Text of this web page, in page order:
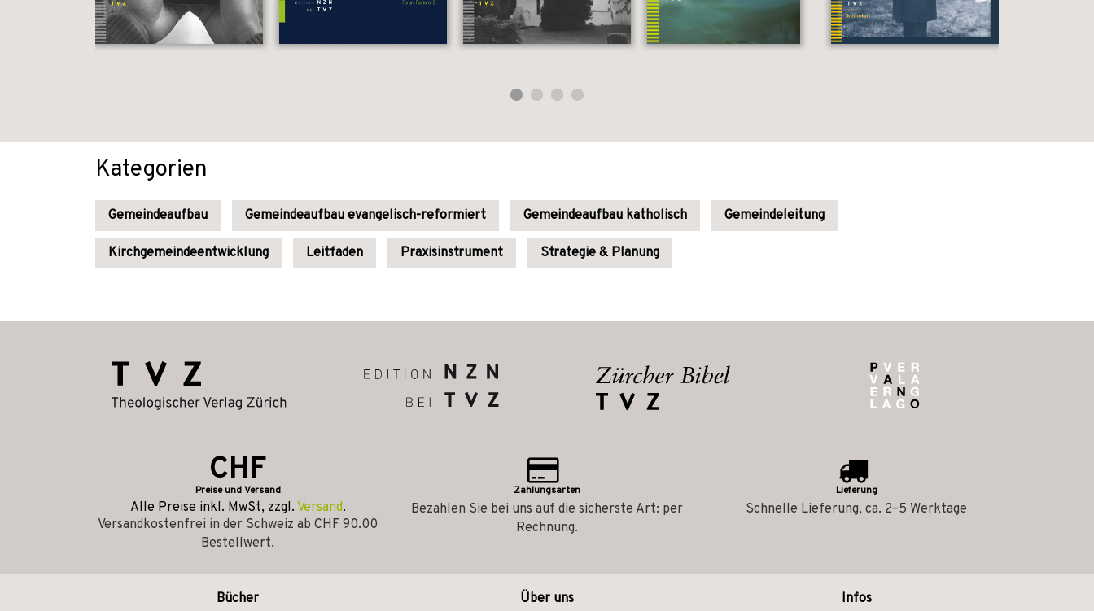
Kategorien
Gemeindeaufbau Gemeindeaufbau evangelisch-reformiert Gemeindeaufbau katholisch Gemeindeleitung
Kirchgemeindeentwicklung Leitfaden Praxisinstrument Strategie & Planung
CHF
Preise und Versand
Alle Preise inkl. MwSt, zzgl. Versand.
Versandkostenfrei in der Schweiz ab CHF 90.00
Bestellwert.
Zahlungsarten
Bezahlen Sie bei uns auf die sicherste Art: per
Rechnung.
Lieferung
Schnelle Lieferung, ca. 2–5 Werktage
Bücher Über uns Infos